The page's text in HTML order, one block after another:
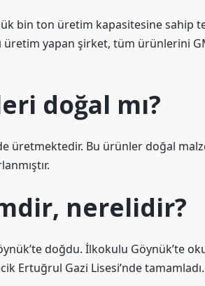
bin ton üretim kapasitesine sahip
yapan şirket, tüm ürünlerini
doğal mı?
üretmektedir. Bu ürünler doğal
nerelidir?
doğdu. İlkokulu Göynük’te
Ertuğrul Gazi Lisesi’nde tamamladı.